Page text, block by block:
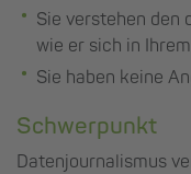
Sie verstehen den
wie er sich in
Sie haben keine
Schwerpunkt
Datenjournalismus